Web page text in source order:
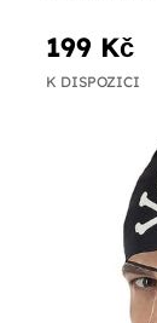
199 Kč
K DISPOZICI